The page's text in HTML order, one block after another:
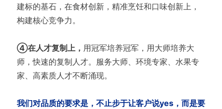
建标的基石，在食材创新，精准烹饪和口味创新上，
构建核心竞争力。
④在人才复制上， 用冠军培养冠军，用大师培养大
师，快速的复制人才。服务大师、环境专家、水果专
家、高素质人才不断涌现。
我们对品质的要求是，不止步于让客户说yes，而是要